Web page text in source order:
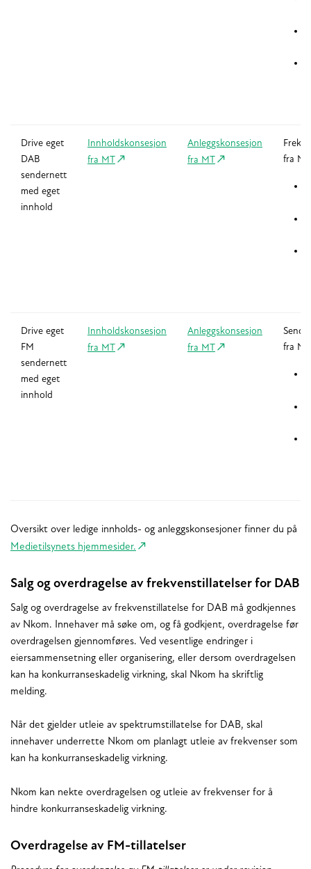
Drive eget
DAB
sendernett
med eget
innhold
Innholdskonsesjon
fra MT
Anleggskonsesjon
fra MT
fra
Drive eget
FM
sendernett
med eget
innhold
Innholdskonsesjon
fra MT
Anleggskonsesjon
fra MT
fra
Oversikt over ledige innholds- og anleggskonsesjoner finner du på
Medietilsynets hjemmesider.
Salg og overdragelse av frekvenstillatelser for DAB
Salg og overdragelse av frekvenstillatelse for DAB må godkjennes
av Nkom. Innehaver må søke om, og få godkjent, overdragelse før
overdragelsen gjennomføres. Ved vesentlige endringer i
eiersammensetning eller organisering, eller dersom overdragelsen
kan ha konkurranseskadelig virkning, skal Nkom ha skriftlig
melding.
Når det gjelder utleie av spektrumstillatelse for DAB, skal
innehaver underrette Nkom om planlagt utleie av frekvenser som
kan ha konkurranseskadelig virkning.
Nkom kan nekte overdragelsen og utleie av frekvenser for å
hindre konkurranseskadelig virkning.
Overdragelse av FM-tillatelser